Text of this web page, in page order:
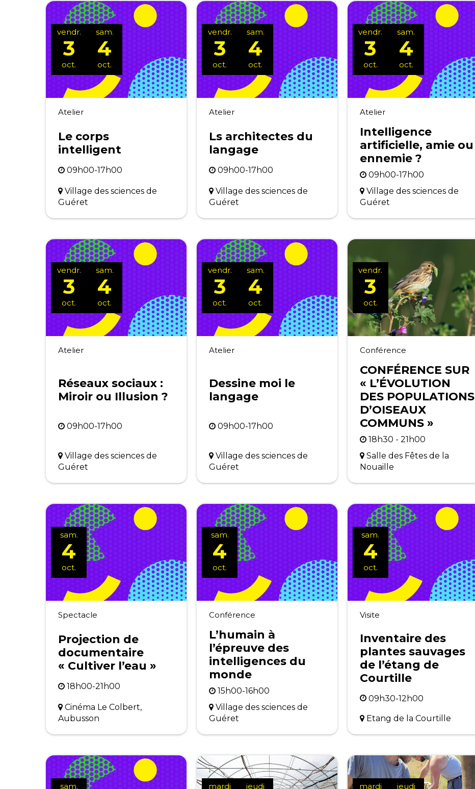
Atelier
Le corps
intelligent
09h00-17h00
Village des sciences de
Guéret
vendr.
3
oct.
sam.
4
oct.
Atelier
Ls architectes du
langage
09h00-17h00
Village des sciences de
Guéret
vendr.
3
oct.
sam.
4
oct.
Atelier
Intelligence
artificielle, amie ou
ennemie ?
09h00-17h00
Village des sciences de
Guéret
vendr.
3
oct.
sam.
4
oct.
Atelier
Réseaux sociaux :
Miroir ou Illusion ?
09h00-17h00
Village des sciences de
Guéret
vendr.
3
oct.
sam.
4
oct.
Atelier
Dessine moi le
langage
09h00-17h00
Village des sciences de
Guéret
vendr.
3
oct.
sam.
4
oct.
Conférence
CONFÉRENCE SUR
« L’ÉVOLUTION
DES POPULATIONS
D’OISEAUX
COMMUNS »
18h30 - 21h00
Salle des Fêtes de la
Nouaille
vendr.
3
oct.
Spectacle
Projection de
documentaire
« Cultiver l’eau »
18h00-21h00
Cinéma Le Colbert,
Aubusson
sam.
4
oct.
Conférence
L’humain à
l’épreuve des
intelligences du
monde
15h00-16h00
Village des sciences de
Guéret
sam.
4
oct.
Visite
Inventaire des
plantes sauvages
de l’étang de
Courtille
09h30-12h00
Etang de la Courtille
sam.
4
oct.
sam. mardi jeudi mardi jeudi